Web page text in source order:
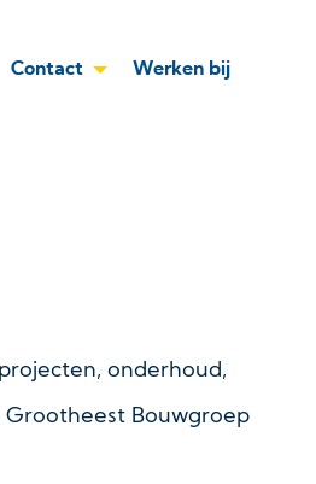
Contact Werken bij
onderhoud,
Grootheest Bouwgroep